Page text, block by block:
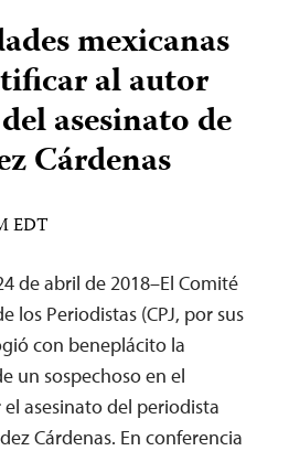
mexicanas
al autor
asesinato de
Cárdenas
EDT
de abril de 2018–El Comité
los Periodistas (CPJ, por sus
con beneplácito la
un sospechoso en el
asesinato del periodista
Cárdenas. En conferencia